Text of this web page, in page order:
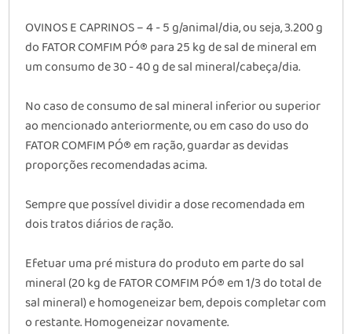
OVINOS E CAPRINOS– 4 - 5 g/animal/dia, ou seja, 3.200 g
do FATOR COMFIM PÓ® para 25 kg de sal de mineral em
um consumo de 30 - 40 g de sal mineral/cabeça/dia.
No caso de consumo de sal mineral inferior ou superior
ao mencionado anteriormente, ou em caso do uso do
FATOR COMFIM PÓ® em ração, guardar as devidas
proporções recomendadas acima.
Sempre que possível dividir a dose recomendada em
dois tratos diários de ração.
Efetuar uma pré mistura do produto em parte do sal
mineral (20 kg de FATOR COMFIM PÓ® em 1/3 do total de
sal mineral) e homogeneizar bem, depois completar com
o restante. Homogeneizar novamente.